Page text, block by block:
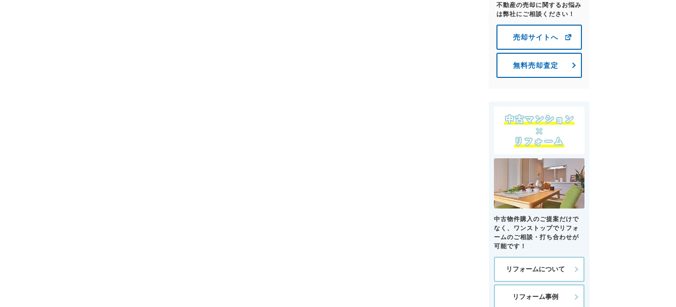
不動産の売却に関するお悩み
は弊社にご相談ください！
売却サイトへ
無料売却査定
中古物件購入のご提案だけで
なく、ワンストップでリフォ
ームのご相談・打ち合わせが
可能です！
リフォームについて
リフォーム事例